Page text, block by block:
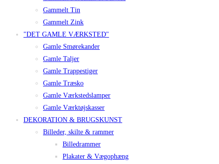
Gammelt Tin
Gammelt Zink
"DET GAMLE VÆRKSTED"
Gamle Smørekander
Gamle Taljer
Gamle Trappestiger
Gamle Træsko
Gamle Værkstedslamper
Gamle Værktøjskasser
DEKORATION & BRUGSKUNST
Billeder, skilte & rammer
Billedrammer
Plakater & Vægophæng